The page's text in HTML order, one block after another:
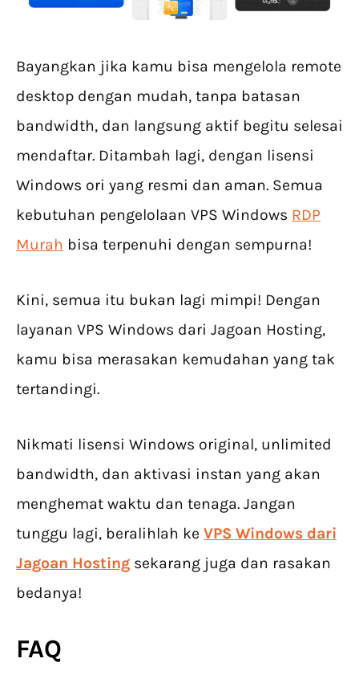
Bayangkan jika kamu bisa mengelola remote
desktop dengan mudah, tanpa batasan
bandwidth, dan langsung aktif begitu selesai
mendaftar. Ditambah lagi, dengan lisensi
Windows ori yang resmi dan aman. Semua
kebutuhan pengelolaan VPS Windows RDP
Murah bisa terpenuhi dengan sempurna!
Kini, semua itu bukan lagi mimpi! Dengan
layanan VPS Windows dari Jagoan Hosting,
kamu bisa merasakan kemudahan yang tak
tertandingi.
Nikmati lisensi Windows original, unlimited
bandwidth, dan aktivasi instan yang akan
menghemat waktu dan tenaga. Jangan
tunggu lagi, beralihlah ke VPS Windows dari
Jagoan Hosting sekarang juga dan rasakan
bedanya!
FAQ